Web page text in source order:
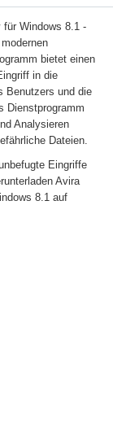
Windows 8.1 -
bietet einen
in die
Benutzers und die
Dienstprogramm
Analysieren
Dateien.
Eingriffe
Avira
8.1 auf